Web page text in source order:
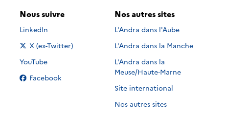
Nous suivre
Nous suivre sur
LinkedIn
Nous suivre sur
X (ex-Twitter)
Nous suivre sur
YouTube
Nous suivre sur
Facebook
Nos autres sites
L'Andra dans l'Aube
L'Andra dans la Manche
L'Andra dans la
Meuse/Haute-Marne
Site international
Nos autres sites